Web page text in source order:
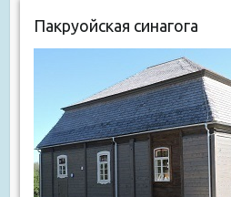
Пакруойская синагога